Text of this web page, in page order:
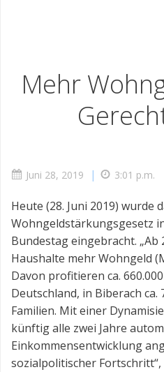
Mehr
Juni 28, 2019 | 3:01 p.m.
Heute (28. Juni 2019) wurde
Wohngeldstärkungsgesetz
Bundestag eingebracht. „Ab
Haushalte mehr Wohngeld
Davon profitieren ca.
Deutschland, in Biberach
Familien. Mit einer
künftig alle zwei Jahre
Einkommensentwicklung
sozialpolitischer Fortschritt“,